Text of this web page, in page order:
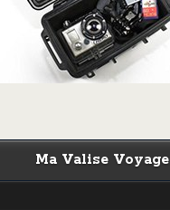
Ma Valise Voyage